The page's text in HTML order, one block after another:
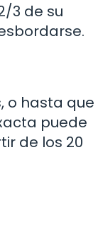
3 de su
o hasta que
puede
de los 20